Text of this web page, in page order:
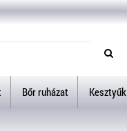
Bőr ruházat Kesztyűk